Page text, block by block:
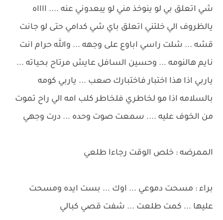
شي اتعلق بي لو ينوخذ مني لو يبعدوني عنه .... ااااه
يالظروف الي خلتني اتعلق باي شي كدامي حتى لو جانت
قشه ... شلت راسي اباوع على وجهه ... والله حرام انت
نايم هالنومه ... وحسين السافل عايش مرتاح بحياته ...
ياربي اذا هذا اختبار فاختبارك صعب ... ياربي كومه
بالسلامه اذا مو لخاطري فلخاطر كلب امه الي راح تموت
من الخوف عليه .... سمعت صوت وحده ... درت وجهي
الممرضه : خلص الوقت رجاءا طلعي
براء : مسحت دموعي ... اوك ... بست ايده ومسحت
عليها ... كمت طلعت ... شفت قصي كبالي